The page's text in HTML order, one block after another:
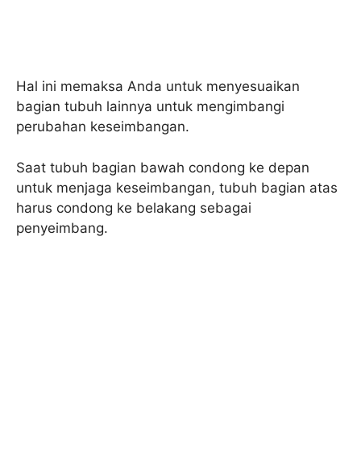
Hal ini memaksa Anda untuk menyesuaikan
bagian tubuh lainnya untuk mengimbangi
perubahan keseimbangan.
Saat tubuh bagian bawah condong ke depan
untuk menjaga keseimbangan, tubuh bagian atas
harus condong ke belakang sebagai
penyeimbang.